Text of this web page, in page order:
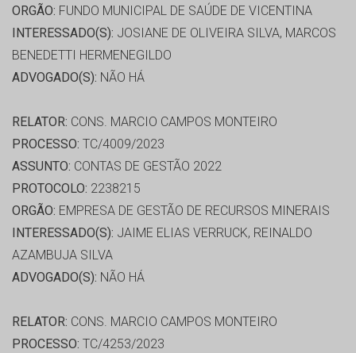
ORGÃO: FUNDO MUNICIPAL DE SAÚDE DE VICENTINA
INTERESSADO(S): JOSIANE DE OLIVEIRA SILVA, MARCOS
BENEDETTI HERMENEGILDO
ADVOGADO(S): NÃO HÁ
RELATOR: CONS. MARCIO CAMPOS MONTEIRO
PROCESSO: TC/4009/2023
ASSUNTO: CONTAS DE GESTÃO 2022
PROTOCOLO: 2238215
ORGÃO: EMPRESA DE GESTÃO DE RECURSOS MINERAIS
INTERESSADO(S): JAIME ELIAS VERRUCK, REINALDO
AZAMBUJA SILVA
ADVOGADO(S): NÃO HÁ
RELATOR: CONS. MARCIO CAMPOS MONTEIRO
PROCESSO: TC/4253/2023